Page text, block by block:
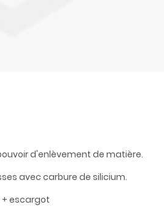
d'enlèvement de matière.
avec carbure de silicium.
+ escargot